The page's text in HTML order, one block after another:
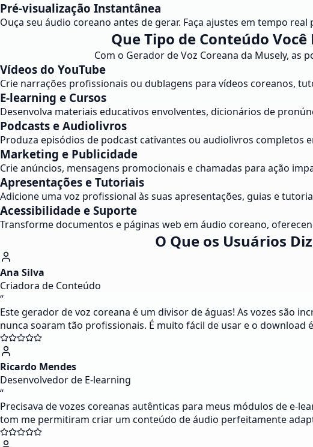
Pré-visualização Instantânea
Ouça seu áudio coreano antes de gerar. Faça ajustes em tempo
Que Tipo de Conteúdo
Com o Gerador de Voz Coreana da Musely,
Vídeos do YouTube
Crie narrações profissionais ou dublagens para vídeos coreanos,
E-learning e Cursos
Desenvolva materiais educativos envolventes, dicionários de
Podcasts e Audiolivros
Produza episódios de podcast cativantes ou audiolivros completos
Marketing e Publicidade
Crie anúncios, mensagens promocionais e chamadas para ação
Apresentações e Tutoriais
Adicione uma voz profissional às suas apresentações, guias e
Acessibilidade e Suporte
Transforme documentos e páginas web em áudio coreano,
O Que os Usuários
Ana Silva
Criadora de Conteúdo
“
Este gerador de voz coreana é um divisor de águas! As vozes são
nunca soaram tão profissionais. É muito fácil de usar e o
Ricardo Mendes
Desenvolvedor de E-learning
“
Precisava de vozes coreanas autênticas para meus módulos de e-
tom me permitiram criar um conteúdo de áudio perfeitamente